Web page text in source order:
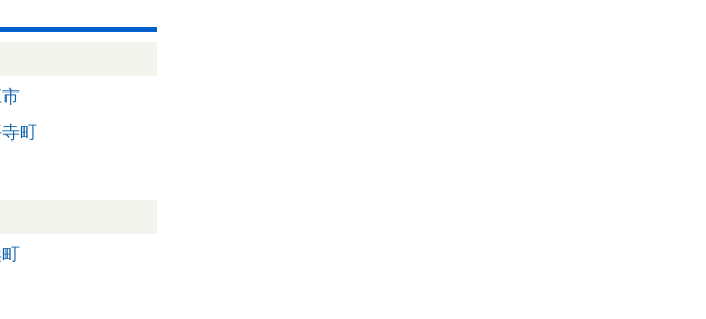
町